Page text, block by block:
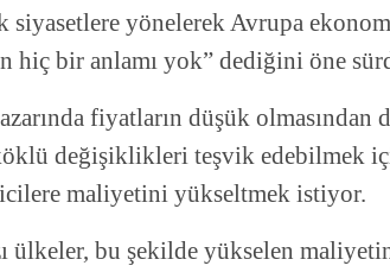
siyasetlere yönelerek Avrupa
hiç bir anlamı yok” dediğini öne
fiyatların düşük olmasından
değişiklikleri teşvik edebilmek
maliyetini yükseltmek istiyor.
ülkeler, bu şekilde yükselen